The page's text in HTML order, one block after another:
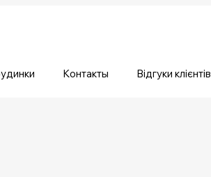
Контакты Відгуки клієнтів